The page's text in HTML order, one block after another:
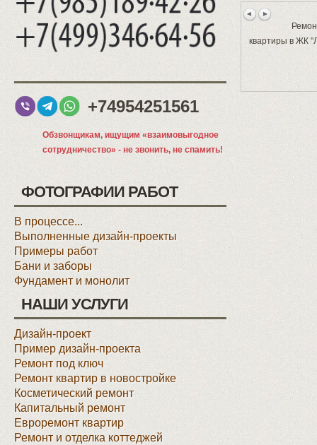
+74954251561
Обзвонщикам, ищущим «взаимовыгодное
сотрудничество» - не звонить, не спамить!
ФОТОГРАФИИ РАБОТ
В процессе...
Выполненные дизайн-проекты
Примеры работ
Бани и заборы
Фундамент и монолит
НАШИ УСЛУГИ
Дизайн-проект
Пример дизайн-проекта
Ремонт под ключ
Ремонт квартир в новостройке
Косметический ремонт
Капитальный ремонт
Евроремонт квартир
Ремонт и отделка коттеджей
квартиры в ЖК